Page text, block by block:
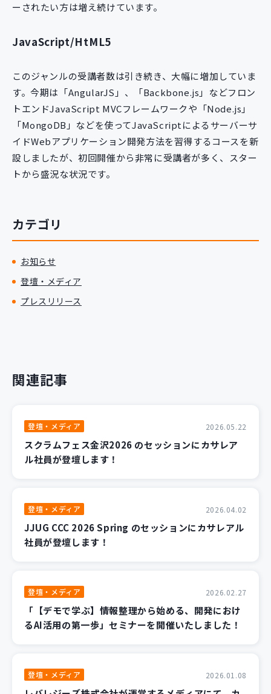
ーされたい方は増え続けています。
JavaScript/HtML5
このジャンルの受講者数は引き続き、大幅に増加していま
す。今期は「AngularJS」、「Backbone.js」などフロン
トエンドJavaScript MVCフレームワークや「Node.js」
「MongoDB」などを使ってJavaScriptによるサーバーサ
イドWebアプリケーション開発方法を習得するコースを新
設しましたが、初回開催から非常に受講者が多く、スター
トから盛況な状況です。
カテゴリ
お知らせ
登壇・メディア
プレスリリース
関連記事
登壇・メディア 2026.05.22
スクラムフェス金沢2026 のセッションにカサレア
ル社員が登壇します！
登壇・メディア 2026.04.02
JJUG CCC 2026 Spring のセッションにカサレアル
社員が登壇します！
登壇・メディア 2026.02.27
「【デモで学ぶ】情報整理から始める、開発におけ
るAI活用の第一歩」セミナーを開催いたしました！
登壇・メディア 2026.01.08